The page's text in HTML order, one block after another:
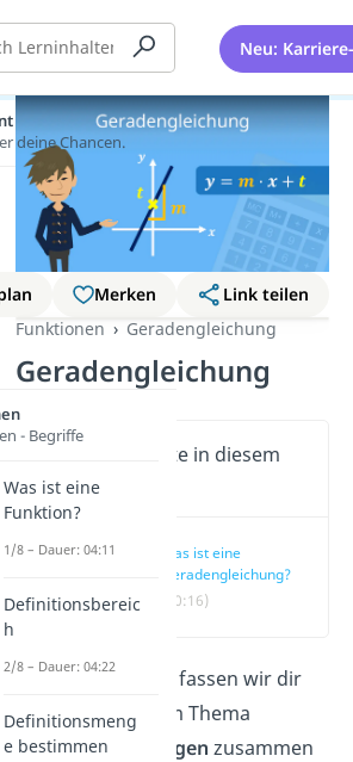
Neu:
Merken
Link teilen
Funktionen
Geradengleichung
Geradengleichung
Wichtige Inhalte in diesem
Video
Was ist eine
Geradengleichung?
(00:16)
In diesem Beitrag fassen wir dir
alles Wichtige zum Thema
Geradengleichungen zusammen
sich!
deine Chancen.
- Begriffe
Was ist eine
Funktion?
1/8 – Dauer: 04:11
Definitionsbereic
h
2/8 – Dauer: 04:22
Definitionsmeng
e bestimmen